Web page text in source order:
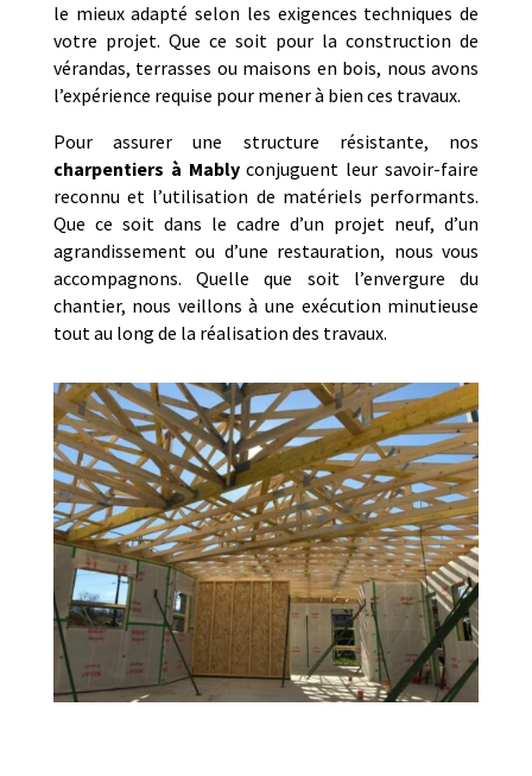
le mieux adapté selon les exigences techniques de
votre projet. Que ce soit pour la construction de
vérandas, terrasses ou maisons en bois, nous avons
l’expérience requise pour mener à bien ces travaux.
Pour assurer une structure résistante, nos
charpentiers à Mablyconjuguent leur savoir-faire
reconnu et l’utilisation de matériels performants.
Que ce soit dans le cadre d’un projet neuf, d’un
agrandissement ou d’une restauration, nous vous
accompagnons. Quelle que soit l’envergure du
chantier, nous veillons à une exécution minutieuse
tout au long de la réalisation des travaux.